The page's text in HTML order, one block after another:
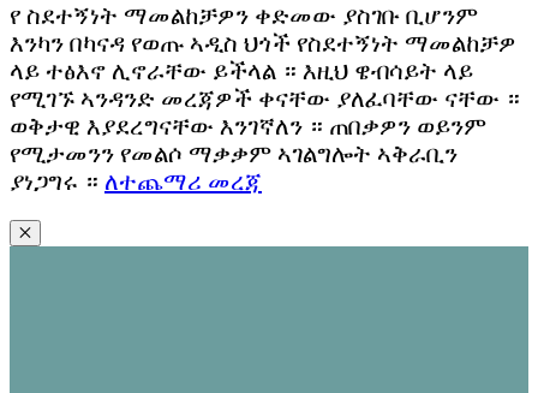
የ ስደተኝነት ማመልከቻዎን ቀድመው ያስገቡ ቢሆንም
እንካን በካናዳ የወጡ ኣዲስ ህጎች የስደተኝነት ማመልከቻዎ
ላይ ተፅእኖ ሊኖራቸው ይችላል ። እዚህ ዌብሳይት ላይ
የሚገኙ ኣንዳንድ መረጃዎች ቀናቸው ያለፈባቸው ናቸው ።
ወቅታዊ እያደረግናቸው እንገኛለን ። ጠበቃዎን ወይንም
የሚታመንን የመልሶ ማቃቃም ኣገልግሎት ኣቅራቢን
ያነጋግሩ ። ለተጨማሪ መረጃ
✕